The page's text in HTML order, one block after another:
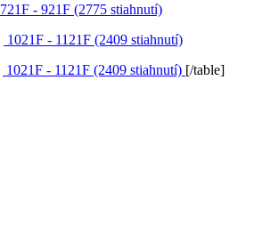
721F - 921F (2775 stiahnutí)
1021F - 1121F (2409 stiahnutí)
1021F - 1121F (2409 stiahnutí) [/table]